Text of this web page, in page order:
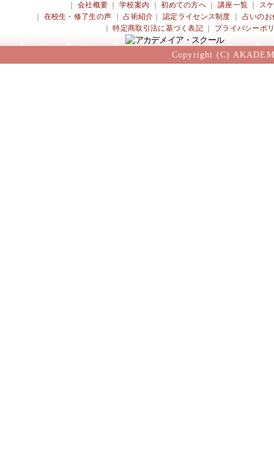
会社概要 ｜学校案内 ｜初めての方へ 講座一覧
ス
在校生・修了生の声 ｜占術紹介 ｜認定ライセンス制度
占いのお
｜特定商取引法に基づく表記 プライバシーポ
Copyright (C)